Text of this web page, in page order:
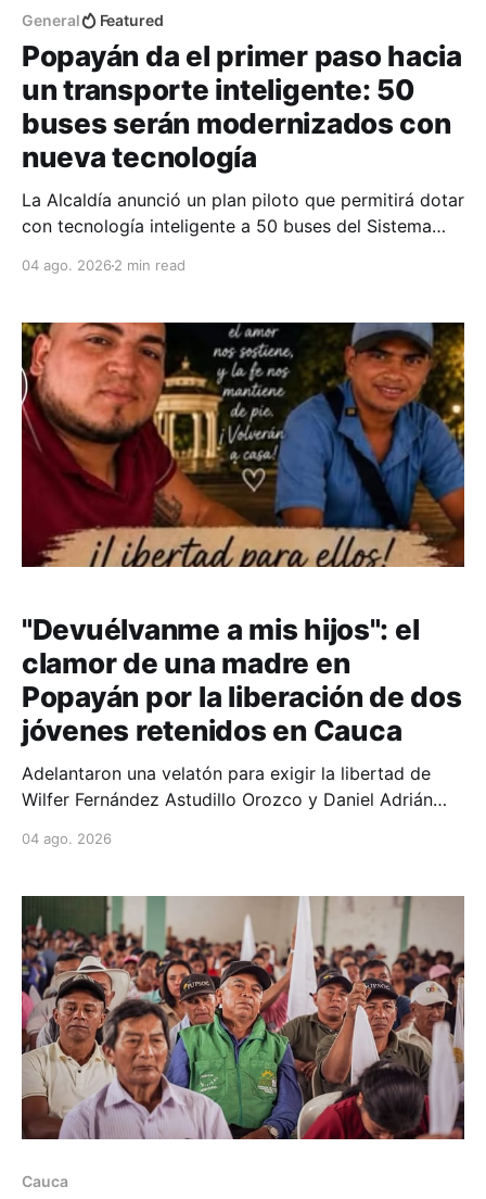
General Featured
Popayán da el primer paso hacia
un transporte inteligente: 50
buses serán modernizados con
nueva tecnología
La Alcaldía anunció un plan piloto que permitirá dotar
con tecnología inteligente a 50 buses del Sistema
04 ago. 2026 2 min read
"Devuélvanme a mis hijos": el
clamor de una madre en
Popayán por la liberación de dos
jóvenes retenidos en Cauca
Adelantaron una velatón para exigir la libertad de
Wilfer Fernández Astudillo Orozco y Daniel Adrián
tras ser interceptados en la vía entre El Tambo y
04 ago. 2026
Cauca